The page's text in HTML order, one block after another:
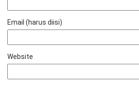
Email (harus diisi)
Website